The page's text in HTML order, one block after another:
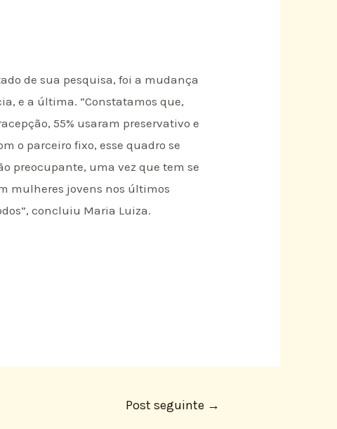
de sua pesquisa, foi a mudança
e a última. “Constatamos que,
55% usaram preservativo e
o parceiro fixo, esse quadro se
preocupante, uma vez que tem se
mulheres jovens nos últimos
concluiu Maria Luiza.
Post seguinte →